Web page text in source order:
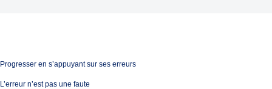
Progresser en s’appuyant sur ses erreurs
L’erreur n’est pas une faute